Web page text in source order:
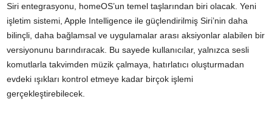
Siri entegrasyonu, homeOS’un temel taşlarından biri olacak. Yeni
işletim sistemi, Apple Intelligence ile güçlendirilmiş Siri’nin daha
bilinçli, daha bağlamsal ve uygulamalar arası aksiyonlar alabilen bir
versiyonunu barındıracak. Bu sayede kullanıcılar, yalnızca sesli
komutlarla takvimden müzik çalmaya, hatırlatıcı oluşturmadan
evdeki ışıkları kontrol etmeye kadar birçok işlemi
gerçekleştirebilecek.